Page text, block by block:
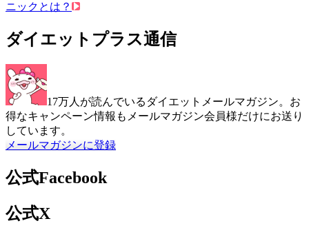
ニックとは？
ダイエットプラス通信
17万人が読んでいるダイエットメールマガジン。お
得なキャンペーン情報もメールマガジン会員様だけにお送り
しています。
メールマガジンに登録
公式Facebook
公式X